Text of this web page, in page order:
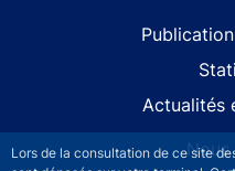
Lors de la consultation de ce site
Actualités
Nous